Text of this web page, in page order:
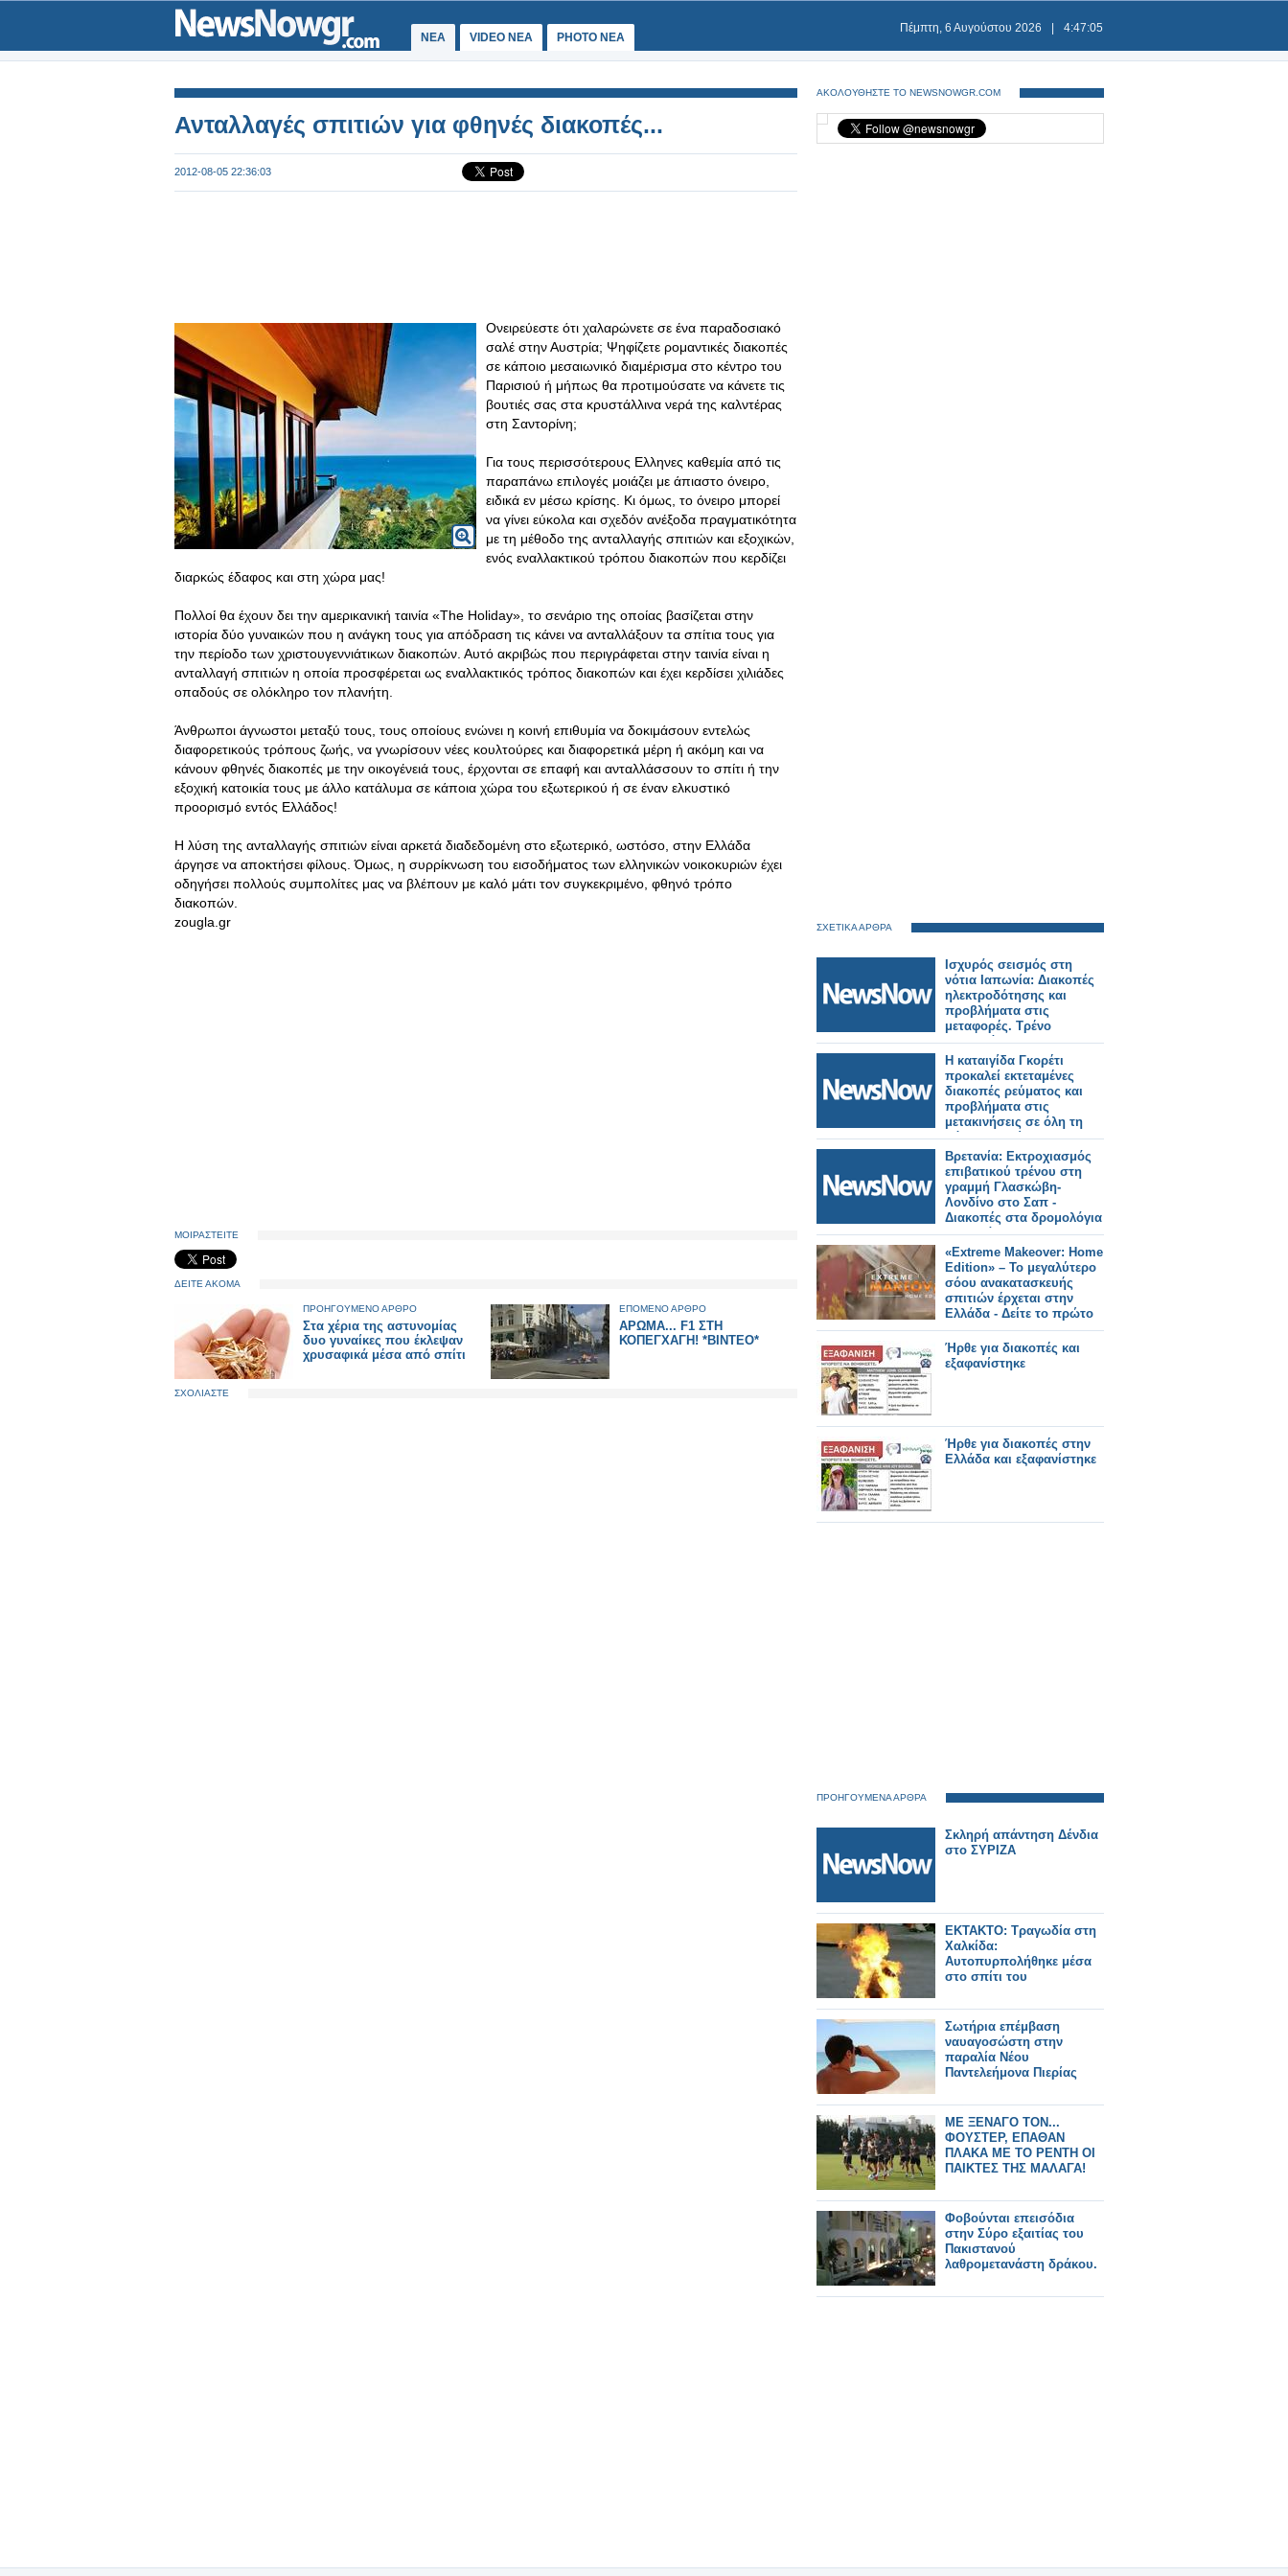
ΝΕΑ VIDEO NEA PHOTO NEA
Πέμπτη, 6 Αυγούστου 2026 4:47:05
Ανταλλαγές σπιτιών για φθηνές διακοπές...
2012-08-05 22:36:03
Ονειρεύεστε ότι χαλαρώνετε σε ένα παραδοσιακό
σαλέ στην Αυστρία; Ψηφίζετε ρομαντικές διακοπές
σε κάποιο μεσαιωνικό διαμέρισμα στο κέντρο του
Παρισιού ή μήπως θα προτιμούσατε να κάνετε τις
βουτιές σας στα κρυστάλλινα νερά της καλντέρας
στη Σαντορίνη;
Για τους περισσότερους Ελληνες καθεμία από τις
παραπάνω επιλογές μοιάζει με άπιαστο όνειρο,
ειδικά εν μέσω κρίσης. Κι όμως, το όνειρο μπορεί
να γίνει εύκολα και σχεδόν ανέξοδα πραγματικότητα
με τη μέθοδο της ανταλλαγής σπιτιών και εξοχικών,
ενός εναλλακτικού τρόπου διακοπών που κερδίζει
διαρκώς έδαφος και στη χώρα μας!
Πολλοί θα έχουν δει την αμερικανική ταινία «The Holiday», το σενάριο της οποίας βασίζεται στην
ιστορία δύο γυναικών που η ανάγκη τους για απόδραση τις κάνει να ανταλλάξουν τα σπίτια τους για
την περίοδο των χριστουγεννιάτικων διακοπών. Αυτό ακριβώς που περιγράφεται στην ταινία είναι η
ανταλλαγή σπιτιών η οποία προσφέρεται ως εναλλακτικός τρόπος διακοπών και έχει κερδίσει χιλιάδες
οπαδούς σε ολόκληρο τον πλανήτη.
Άνθρωποι άγνωστοι μεταξύ τους, τους οποίους ενώνει η κοινή επιθυμία να δοκιμάσουν εντελώς
διαφορετικούς τρόπους ζωής, να γνωρίσουν νέες κουλτούρες και διαφορετικά μέρη ή ακόμη και να
κάνουν φθηνές διακοπές με την οικογένειά τους, έρχονται σε επαφή και ανταλλάσσουν το σπίτι ή την
εξοχική κατοικία τους με άλλο κατάλυμα σε κάποια χώρα του εξωτερικού ή σε έναν ελκυστικό
προορισμό εντός Ελλάδος!
Η λύση της ανταλλαγής σπιτιών είναι αρκετά διαδεδομένη στο εξωτερικό, ωστόσο, στην Ελλάδα
άργησε να αποκτήσει φίλους. Όμως, η συρρίκνωση του εισοδήματος των ελληνικών νοικοκυριών έχει
οδηγήσει πολλούς συμπολίτες μας να βλέπουν με καλό μάτι τον συγκεκριμένο, φθηνό τρόπο
διακοπών.
zougla.gr
ΜΟΙΡΑΣΤΕΙΤΕ
ΔΕΙΤΕ ΑΚΟΜΑ
ΠΡΟΗΓΟΥΜΕΝΟ ΑΡΘΡΟ
Στα χέρια της αστυνομίας
δυο γυναίκες που έκλεψαν
χρυσαφικά μέσα από σπίτι
ΕΠΟΜΕΝΟ ΑΡΘΡΟ
ΑΡΩΜΑ... F1 ΣΤΗ
ΚΟΠΕΓΧΑΓΗ! *ΒΙΝΤΕΟ*
ΣΧΟΛΙΑΣΤΕ
ΑΚΟΛΟΥΘΗΣΤΕ ΤΟ NEWSNOWGR.COM
ΣΧΕΤΙΚΑ ΑΡΘΡΑ
Ισχυρός σεισμός στη
νότια Ιαπωνία: Διακοπές
ηλεκτροδότησης και
προβλήματα στις
μεταφορές. Τρένο
εκτροχιάστηκε.
Η καταιγίδα Γκορέτι
προκαλεί εκτεταμένες
διακοπές ρεύματος και
προβλήματα στις
μετακινήσεις σε όλη τη
Βόρεια Ευρώπη
Βρετανία: Εκτροχιασμός
επιβατικού τρένου στη
γραμμή Γλασκώβη-
Λονδίνο στο Σαπ -
Διακοπές στα δρομολόγια
στην Κάμπρια
«Extreme Makeover: Home
Edition» – Το μεγαλύτερο
σόου ανακατασκευής
σπιτιών έρχεται στην
Ελλάδα - Δείτε το πρώτο
teaser
Ήρθε για διακοπές και
εξαφανίστηκε
Ήρθε για διακοπές στην
Ελλάδα και εξαφανίστηκε
ΠΡΟΗΓΟΥΜΕΝΑ ΑΡΘΡΑ
Σκληρή απάντηση Δένδια
στο ΣΥΡΙΖΑ
ΕΚΤΑΚΤΟ: Τραγωδία στη
Χαλκίδα:
Αυτοπυρπολήθηκε μέσα
στο σπίτι του
Σωτήρια επέμβαση
ναυαγοσώστη στην
παραλία Νέου
Παντελεήμονα Πιερίας
ΜΕ ΞΕΝΑΓΟ ΤΟΝ...
ΦΟΥΣΤΕΡ, ΕΠΑΘΑΝ
ΠΛΑΚΑ ΜΕ ΤΟ ΡΕΝΤΗ ΟΙ
ΠΑΙΚΤΕΣ ΤΗΣ ΜΑΛΑΓΑ!
Φοβούνται επεισόδια
στην Σύρο εξαιτίας του
Πακιστανού
λαθρομετανάστη δράκου.